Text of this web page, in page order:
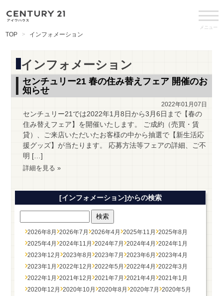
メニュー
TOP インフォメーション
インフォメーション
センチュリー21 春の住み替えフェア 開催のお
知らせ
2022年01月07日
センチュリー21では2022年1月8日から3月6日まで【春の
住み替えフェア】を開催いたします。 ご成約（売買・賃
貸）、ご来店いただいたお客様の中から抽選で【新生活応
援グッズ】が当たります。 応募方法等フェアの詳細、ご不
明 […]
詳細を見る »
[インフォメーション]からの検索
2026年8月 2026年7月 2026年4月 2025年11月 2025年8月
2025年4月 2024年11月 2024年7月 2024年4月 2024年1月
2023年12月 2023年8月 2023年7月 2023年6月 2023年4月
2023年1月 2022年12月 2022年5月 2022年4月 2022年3月
2022年1月 2021年12月 2021年7月 2021年4月 2021年1月
2020年12月 2020年10月 2020年8月 2020年7月 2020年5月